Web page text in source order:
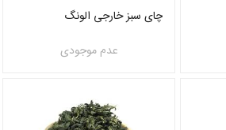
چای سبز خارجی الونگ
عدم موجودی